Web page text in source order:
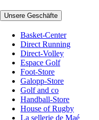
Unsere Geschäfte
Basket-Center
Direct Running
Direct-Volley
Espace Golf
Foot-Store
Galopp-Store
Golf and co
Handball-Store
House of Rugby
La sellerie de Maé